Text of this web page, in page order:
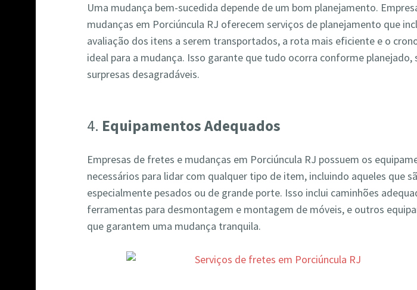
Uma mudança bem-sucedida depende de um bom planejamento.
mudanças em Porciúncula RJ oferecem serviços de planejamento que
avaliação dos itens a serem transportados, a rota mais eficiente e o
ideal para a mudança. Isso garante que tudo ocorra conforme planejado,
surpresas desagradáveis.
4. Equipamentos Adequados
Empresas de fretes e mudanças em Porciúncula RJ possuem os
necessários para lidar com qualquer tipo de item, incluindo aqueles que
especialmente pesados ou de grande porte. Isso inclui caminhões
ferramentas para desmontagem e montagem de móveis, e outros
que garantem uma mudança tranquila.